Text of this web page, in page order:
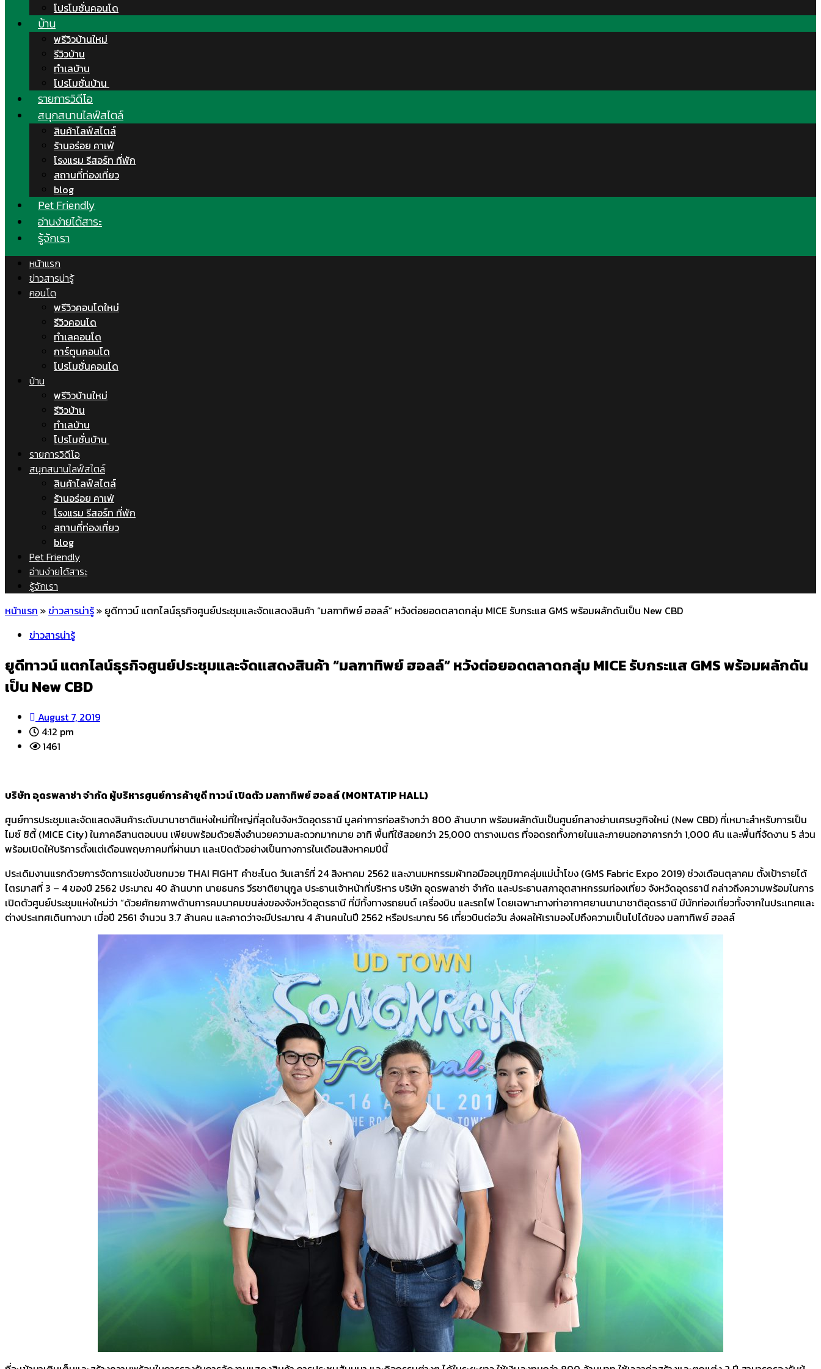
โปรโมชั่นคอนโด
บ้าน
พรีวิวบ้านใหม่
รีวิวบ้าน
ทำเลบ้าน
โปรโมชั่นบ้าน
รายการวิดีโอ
สนุกสนานไลฟ์สไตล์
สินค้าไลฟ์สไตล์
ร้านอร่อย คาเฟ่
โรงแรม รีสอร์ท ที่พัก
สถานที่ท่องเที่ยว
blog
Pet Friendly
อ่านง่ายได้สาระ
รู้จักเรา
หน้าแรก
ข่าวสารน่ารู้
คอนโด
พรีวิวคอนโดใหม่
รีวิวคอนโด
ทำเลคอนโด
การ์ตูนคอนโด
โปรโมชั่นคอนโด
บ้าน
พรีวิวบ้านใหม่
รีวิวบ้าน
ทำเลบ้าน
โปรโมชั่นบ้าน
รายการวิดีโอ
สนุกสนานไลฟ์สไตล์
สินค้าไลฟ์สไตล์
ร้านอร่อย คาเฟ่
โรงแรม รีสอร์ท ที่พัก
สถานที่ท่องเที่ยว
blog
Pet Friendly
อ่านง่ายได้สาระ
รู้จักเรา
หน้าแรก »ข่าวสารน่ารู้» ยูดีทาวน์ แตกไลน์ธุรกิจศูนย์ประชุมและจัดแสดงสินค้า “มลฑาทิพย์ ฮอลล์” หวังต่อยอดตลาดกลุ่ม MICE รับกระแส GMS พร้อมผลักดันเป็น New CBD
ข่าวสารน่ารู้
ยูดีทาวน์ แตกไลน์ธุรกิจศูนย์ประชุมและจัดแสดงสินค้า “มลฑาทิพย์ ฮอลล์” หวังต่อยอดตลาดกลุ่ม MICE รับกระแส GMS พร้อมผลักดัน
เป็น New CBD
August 7, 2019
4:12 pm
1461
บริษัท อุดรพลาซ่า จำกัด ผู้บริหารศูนย์การค้ายูดี ทาวน์ เปิดตัว มลฑาทิพย์ ฮอลล์ (MONTATIP HALL)
ศูนย์การประชุมและจัดแสดงสินค้าระดับนานาชาติแห่งใหม่ที่ใหญ่ที่สุดในจังหวัดอุดรธานี มูลค่าการก่อสร้างกว่า 800 ล้านบาท พร้อมผลักดันเป็นศูนย์กลางย่านเศรษฐกิจใหม่ (New CBD) ที่เหมาะสำหรับการเป็น
ไมซ์ ซิตี้ (MICE City) ในภาคอีสานตอนบน เพียบพร้อมด้วยสิ่งอำนวยความสะดวกมากมาย อาทิ พื้นที่ใช้สอยกว่า 25,000 ตารางเมตร ที่จอดรถทั้งภายในและภายนอกอาคารกว่า 1,000 คัน และพื้นที่จัดงาน 5 ส่วน
พร้อมเปิดให้บริการตั้งแต่เดือนพฤษภาคมที่ผ่านมา และเปิดตัวอย่างเป็นทางการในเดือนสิงหาคมปีนี้
ประเดิมงานแรกด้วยการจัดการแข่งขันชกมวย THAI FIGHT คำชะโนด วันเสาร์ที่ 24 สิงหาคม 2562 และงานมหกรรมผ้าทอมืออนุภูมิภาคลุ่มแม่น้ำโขง (GMS Fabric Expo 2019) ช่วงเดือนตุลาคม ตั้งเป้ารายได้
ไตรมาสที่ 3 – 4 ของปี 2562 ประมาณ 40 ล้านบาท นายธนกร วีรชาติยานุกูล ประธานเจ้าหน้าที่บริหาร บริษัท อุดรพลาซ่า จำกัด และประธานสภาอุตสาหกรรมท่องเที่ยว จังหวัดอุดรธานี กล่าวถึงความพร้อมในการ
เปิดตัวศูนย์ประชุมแห่งใหม่ว่า “ด้วยศักยภาพด้านการคมนาคมขนส่งของจังหวัดอุดรธานี ที่มีทั้งทางรถยนต์ เครื่องบิน และรถไฟ โดยเฉพาะทางท่าอากาศยานนานาชาติอุดรธานี มีนักท่องเที่ยวทั้งจากในประเทศและ
ต่างประเทศเดินทางมา เมื่อปี 2561 จำนวน 3.7 ล้านคน และคาดว่าจะมีประมาณ 4 ล้านคนในปี 2562 หรือประมาณ 56 เที่ยวบินต่อวัน ส่งผลให้เรามองไปถึงความเป็นไปได้ของ มลฑาทิพย์ ฮอลล์